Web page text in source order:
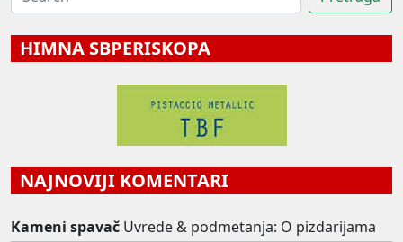
HIMNA SBPERISKOPA
NAJNOVIJI KOMENTARI
Kameni spavač Uvrede & podmetanja: O pizdarijama